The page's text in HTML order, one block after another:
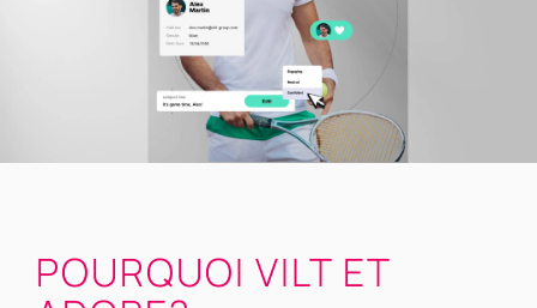
POURQUOI VILT ET